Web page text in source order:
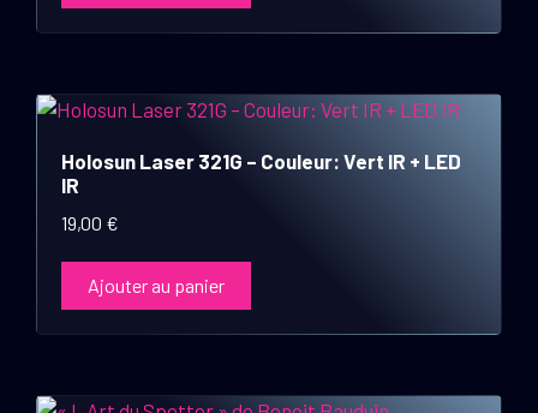
Holosun Laser 321G – Couleur: Vert IR + LED
IR
19,00 €
Ajouter au panier